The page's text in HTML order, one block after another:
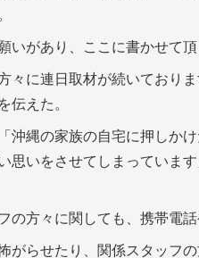
いがあり、ここに書かせて
々に連日取材が続いており
伝えた。
沖縄の家族の自宅に押しか
思いをさせてしまっていま
の方々に関しても、携帯電
がらせたり、関係スタッフ